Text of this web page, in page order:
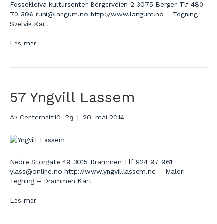
Fossekleiva kultursenter Bergerveien 2 3075 Berger Tlf 480
70 396 runi@langum.no http://www.langum.no – Tegning –
Svelvik Kart
Les mer
57 Yngvill Lassem
Av Centerhalf10–?ŋ | 20. mai 2014
Nedre Storgate 49 3015 Drammen Tlf 924 97 961
ylass@online.no http://www.yngvilllassem.no – Maleri
Tegning – Drammen Kart
Les mer